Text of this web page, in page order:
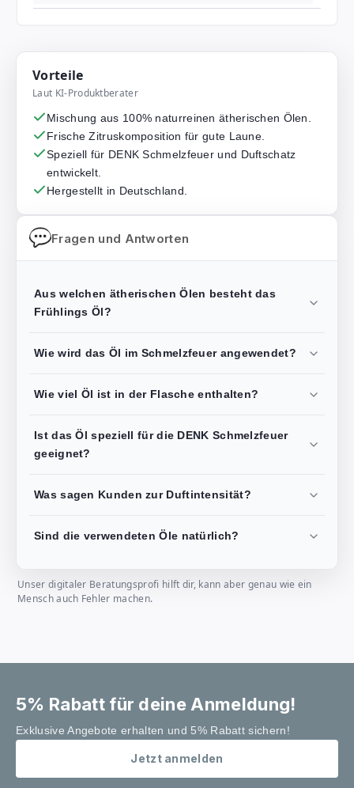
Vorteile
Laut KI-Produktberater
Mischung aus 100% naturreinen ätherischen Ölen.
Frische Zitruskomposition für gute Laune.
Speziell für DENK Schmelzfeuer und Duftschatz
entwickelt.
Hergestellt in Deutschland.
Fragen und Antworten
Aus welchen ätherischen Ölen besteht das
Frühlings Öl?
Wie wird das Öl im Schmelzfeuer angewendet?
Wie viel Öl ist in der Flasche enthalten?
Ist das Öl speziell für die DENK Schmelzfeuer
geeignet?
Was sagen Kunden zur Duftintensität?
Sind die verwendeten Öle natürlich?
Unser digitaler Beratungsprofi hilft dir, kann aber genau wie ein
Mensch auch Fehler machen.
5% Rabatt für deine Anmeldung!
Exklusive Angebote erhalten und 5% Rabatt sichern!
Jetzt anmelden